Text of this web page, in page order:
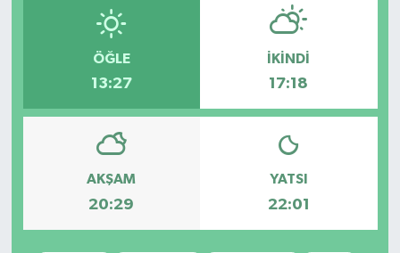
ÖĞLE
13:27
İKINDI
17:18
AKŞAM
20:29
YATSI
22:01